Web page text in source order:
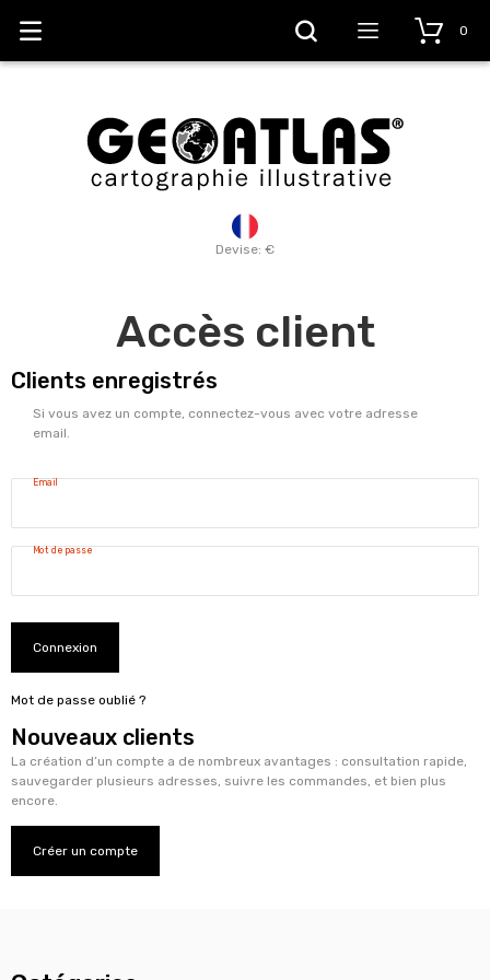
Devise: €
0
Accès client
Clients enregistrés
Si vous avez un compte, connectez-vous avec votre adresse
email.
Email
Mot de passe
Connexion
Mot de passe oublié ?
Nouveaux clients
La création d’un compte a de nombreux avantages : consultation rapide,
sauvegarder plusieurs adresses, suivre les commandes, et bien plus
encore.
Créer un compte